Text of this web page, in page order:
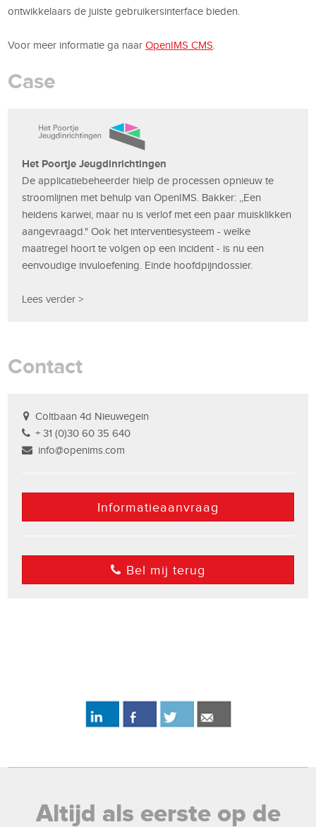
ontwikkelaars de juiste gebruikersinterface bieden.
Voor meer informatie ga naarOpenIMS CMS
Case
Het Poortje Jeugdinrichtingen
De applicatiebeheerder hielp de processen opnieuw te
stroomlijnen met behulp van OpenIMS. Bakker: ,,Een
heidens karwei, maar nu is verlof met een paar muisklikken
aangevraagd." Ook het interventiesysteem - welke
maatregel hoort te volgen op een incident - is nu een
eenvoudige invuloefening. Einde hoofdpijndossier.
Lees verder >
Contact
Coltbaan 4d Nieuwegein
+ 31 (0)30 60 35 640
info@openims.com
Informatieaanvraag
Bel mij terug
Altijd als eerste op de